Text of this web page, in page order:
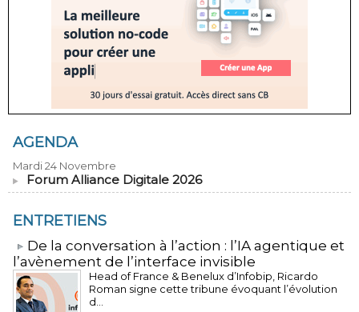
AGENDA
Mardi 24 Novembre
Forum Alliance Digitale 2026
ENTRETIENS
​De la conversation à l’action : l’IA agentique et
l’avènement de l’interface invisible
Head of France & Benelux d’Infobip, Ricardo
Roman signe cette tribune évoquant l’évolution
d...